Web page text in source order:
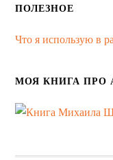
ПОЛЕЗНОЕ
Что я использую в
МОЯ КНИГА ПРО